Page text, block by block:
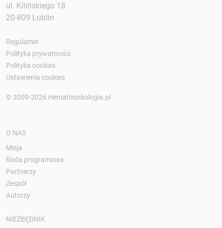
ul. Kilińskiego 18
20-809 Lublin
Regulamin
Polityka prywatności
Polityka cookies
Ustawienia cookies
© 2009-2026 Hematoonkologia.pl
O NAS
Misja
Rada programowa
Partnerzy
Zespół
Autorzy
NIEZBĘDNIK